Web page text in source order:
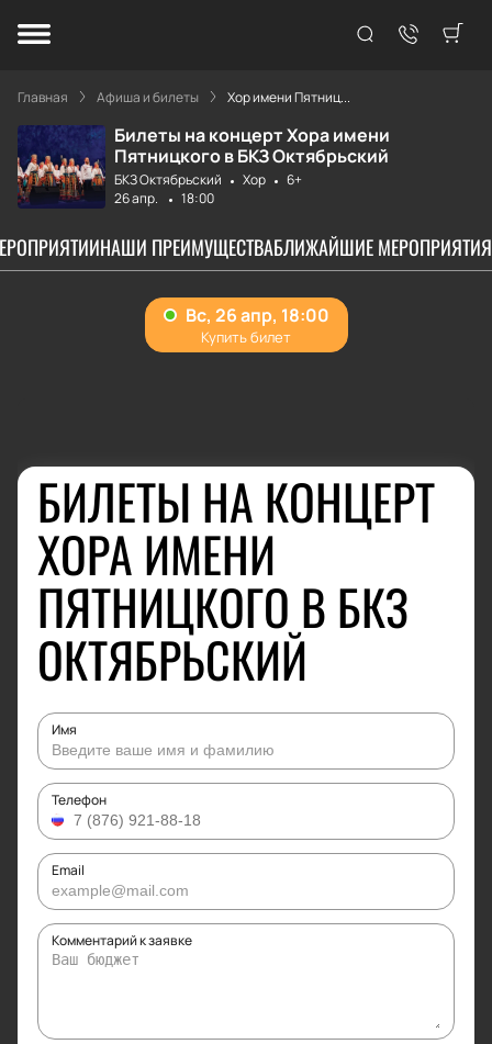
Главная Афиша и билеты Хор имени Пятниц...
Билеты на концерт Хора имени
Пятницкого в БКЗ Октябрьский
БКЗ Октябрьский Хор
6+
26 апр.
18:00
НАШИ ПРЕИМУЩЕСТВАБЛИЖАЙШИЕ МЕРОПРИЯТИЯ
БИЛЕТЫ НА КОНЦЕРТ
ХОРА ИМЕНИ
ПЯТНИЦКОГО В БКЗ
ОКТЯБРЬСКИЙ
Имя
Телефон
Email
Комментарий к заявке